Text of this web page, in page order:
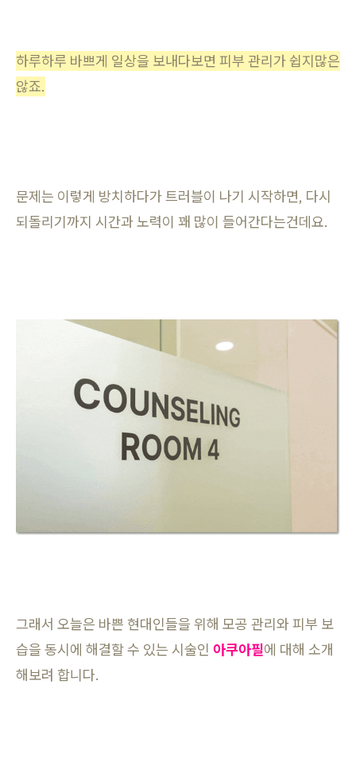
하루하루 바쁘게 일상을 보내다보면 피부 관리가 쉽지많은
않죠.
문제는 이렇게 방치하다가 트러블이 나기 시작하면, 다시
되돌리기까지 시간과 노력이 꽤 많이 들어간다는건데요.
그래서 오늘은 바쁜 현대인들을 위해 모공 관리와 피부 보
습을 동시에 해결할 수 있는 시술인 아쿠아필에 대해 소개
해보려 합니다.